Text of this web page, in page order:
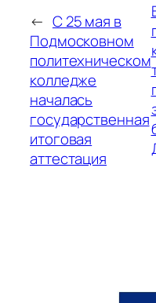
← С 25 мая в
Подмосковном
политехническом
колледже
началась
государственная
итоговая
аттестация